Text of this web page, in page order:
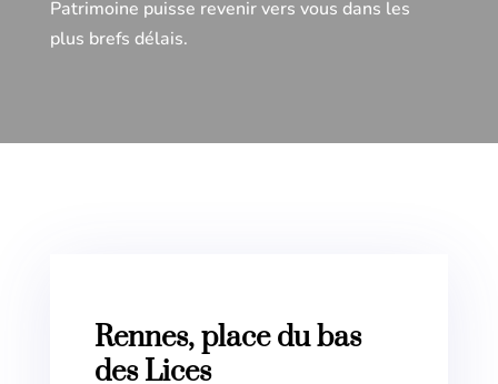
Patrimoine puisse revenir vers vous dans les
plus brefs délais.
Rennes, place du bas
des Lices